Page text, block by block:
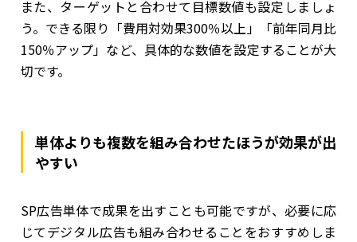
また、ターゲットと合わせて目標数値も設定しましょ
う。できる限り「費用対効果300％以上」「前年同月比
150％アップ」など、具体的な数値を設定することが大
切です。
単体よりも複数を組み合わせたほうが効果が出
やすい
SP広告単体で成果を出すことも可能ですが、必要に応
じてデジタル広告も組み合わせることをおすすめしま